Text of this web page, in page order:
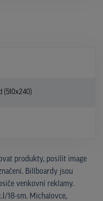
(510x240)
produkty, posílit image
Billboardy jsou
venkovní reklamy.
18-sm. Michalovce,